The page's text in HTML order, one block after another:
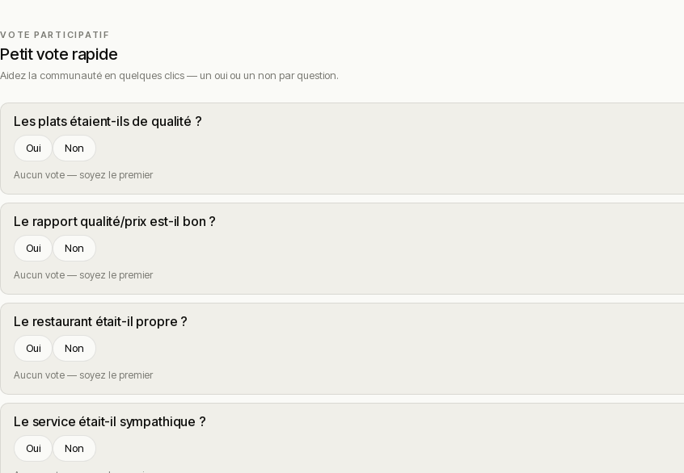
VOTE PARTICIPATIF
Petit vote rapide
Aidez la communauté en quelques clics — un oui ou un non par question.
Les plats étaient-ils de qualité ?
Oui Non
Aucun vote — soyez le premier
Le rapport qualité/prix est-il bon ?
Oui Non
Aucun vote — soyez le premier
Le restaurant était-il propre ?
Oui Non
Aucun vote — soyez le premier
Le service était-il sympathique ?
Oui Non